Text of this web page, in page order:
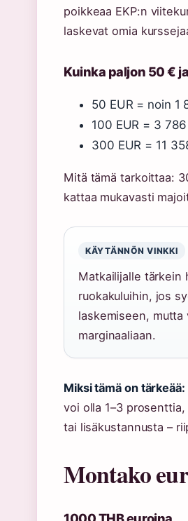
poikkeaa EKP:n
laskevat omia
Kuinka paljon 50 €
50 EUR = noin 1
100 EUR = 3
300 EUR = 11
Mitä tämä tarkoittaa:
kattaa mukavasti
KÄYTÄNNÖN VINKKI
Matkailijalle tärkein
ruokakuluihin, jos
laskemiseen,
marginaaliaan.
Miksi tämä on tärkeää:
voi olla 1–3
tai lisäkustannusta –
Montako